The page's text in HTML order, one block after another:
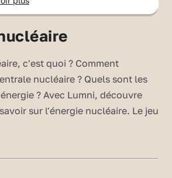
c'est quoi ? Comment
nucléaire ? Quels sont les
? Avec Lumni, découvre
sur l'énergie nucléaire. Le jeu
parties :